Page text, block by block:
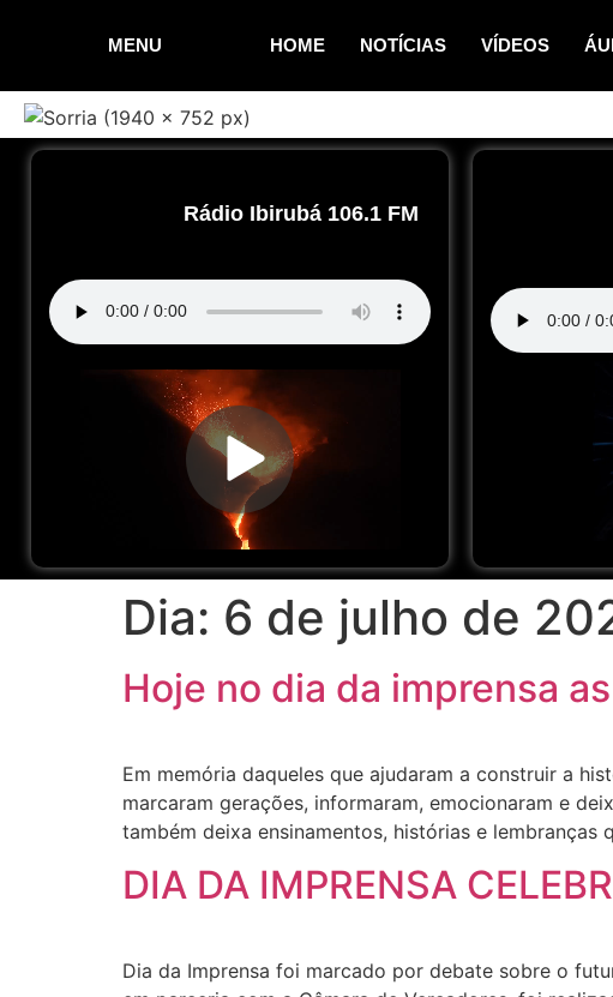
MENU HOME NOTÍCIAS VÍDEOS
Rádio Ibirubá 106.1 FM
Dia: 6 de julho de
Hoje no dia da imprensa
Em memória daqueles que ajudaram a construir a
marcaram gerações, informaram, emocionaram e
também deixa ensinamentos, histórias e
DIA DA IMPRENSA
Dia da Imprensa foi marcado por debate sobre o